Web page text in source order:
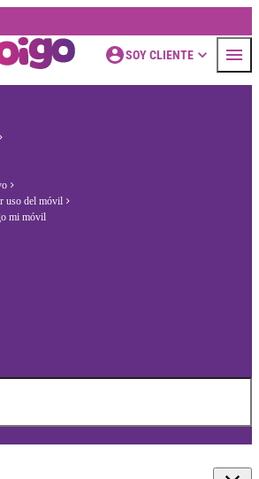
SOY CLIENTE
uso del móvil
mi móvil